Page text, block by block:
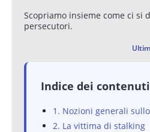
Scopriamo insieme come ci si
persecutori.
Indice dei contenuti
1. Nozioni generali
2. La vittima di stalking